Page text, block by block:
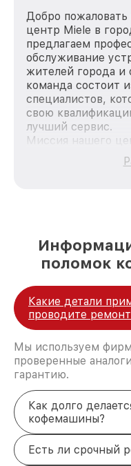
Добро
центр Miele в
предлагаем
обслуживание
жителей города и
команда состоит
специалистов,
свою
лучший сервис.
Миссия нашего
качественный и
каждого
Краснодаре,
доверия и
поломок
Какие детали
проводите
Мы используем
проверенные
гарантию.
Как долго
кофемашины?
Есть ли срочный